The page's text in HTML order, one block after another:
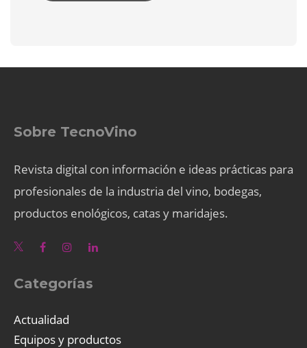
Sobre TecnoVino
Revista digital con información e ideas prácticas para
profesionales de la industria del vino, bodegas,
productos enológicos, catas y maridajes.
Categorías
Actualidad
Equipos y productos